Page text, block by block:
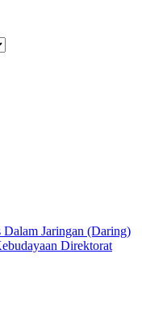
Dalam Jaringan (Daring)
Direktorat